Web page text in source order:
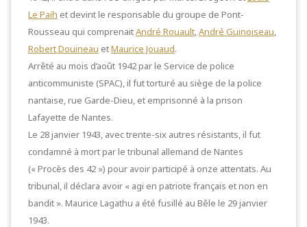
Le Paih et devint le responsable du groupe de Pont-
Rousseau qui comprenaitAndré Rouault,André Guinoiseau,
Robert Douineau etMaurice Jouaud.
Arrêté au mois d’août 1942 par le Service de police
anticommuniste (SPAC), il fut torturé au siège de la police
nantaise, rue Garde-Dieu, et emprisonné à la prison
Lafayette de Nantes.
Le 28 janvier 1943, avec trente-six autres résistants, il fut
condamné à mort par le tribunal allemand de Nantes
(« Procès des 42 ») pour avoir participé à onze attentats. Au
tribunal, il déclara avoir « agi en patriote français et non en
bandit ». Maurice Lagathu a été fusillé au Bêle le 29 janvier
1943.